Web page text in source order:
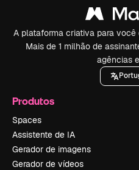
A plataforma criativa para
Mais de 1 milhão de
agências
Produtos
Spaces
Assistente de IA
Gerador de imagens
Gerador de vídeos